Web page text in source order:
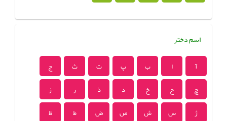
اسم دختر
آ ا ب پ ت ث
ج
چ
ح خ د ذ ر
ز
ژ
س ش ص ض ط
ظ